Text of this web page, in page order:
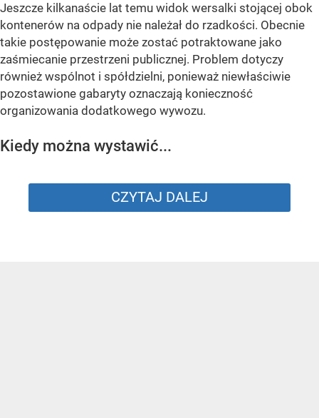
Jeszcze kilkanaście lat temu widok wersalki stojącej obok
kontenerów na odpady nie należał do rzadkości. Obecnie
takie postępowanie może zostać potraktowane jako
zaśmiecanie przestrzeni publicznej. Problem dotyczy
również wspólnot i spółdzielni, ponieważ niewłaściwie
pozostawione gabaryty oznaczają konieczność
organizowania dodatkowego wywozu.
Kiedy można wystawić...
CZYTAJ DALEJ